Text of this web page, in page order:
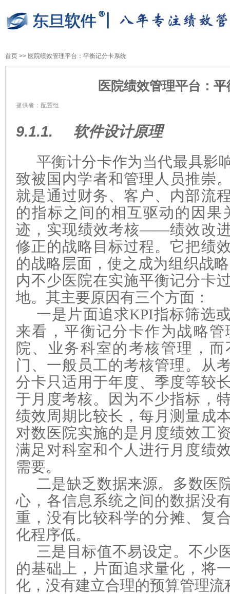
首页 >> 医院绩效管理平台：平衡记分卡系统
医院绩效管理平台：
提供者：配置组
9.1.1.
软件设计原理
平衡计分卡作为当代最具影
致被国内学者和管理人员推崇
就是通过财务、客户、内部流
的指标之间的相互驱动的因果
迹，实现绩效考核——绩效改
修正的战略目标过程。它把绩
的战略层面，使之成为组织战
内不少医院在实施平衡记分卡
地。其主要原因有三个方面：
一是 片面追求KPI指标筛选
来看，平衡记分卡作为战略
院、业务科室的考核管理，
门、一般员工的考核管理。从
分卡只适用于年度、季度等较
于月度考核。
因为不少指标，
绩效周期比较长，每月测量成
对数医院实施的是月度绩效工
满足对科室和个人进行月度绩
需要。
二是缺乏数据来源。多数医
心，各信息系统之间的数据没
重，没有比较科学的分摊、复
化程序低。
三是目标值不易设定。不少
的基础上，片面追求量化，将
化，没有建立合理的预算管理